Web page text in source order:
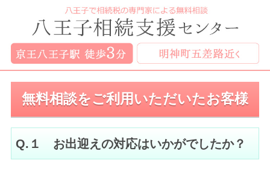
無料相談をご利用いただいたお客様
Q.１ お出迎えの対応はいかがでしたか？